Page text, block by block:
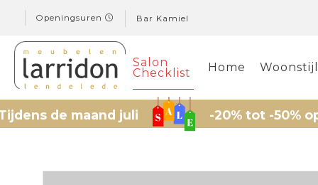
Openingsuren Bar Kamiel
Salon
Checklist Home
maand juli -20% tot -50% op